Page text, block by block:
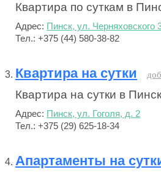
Квартира по суткам в
Адрес: Пинск, ул. Черняховского
Тел.: +375 (44) 580-38-82
Квартира на сутки
Квартира на сутки в
Адрес: Пинск, ул. Гоголя, д. 2
Тел.: +375 (29) 625-18-34
Апартаменты на